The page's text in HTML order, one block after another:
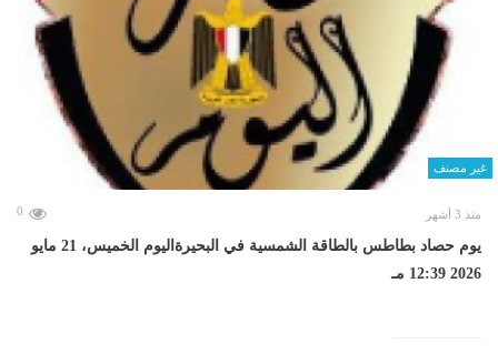
غير مصنف
منذ 3 أشهر 0
يوم حصاد بطاطس بالطاقة الشمسية في البحيرةاليوم الخميس، 21 مايو
2026 12:39 مـ